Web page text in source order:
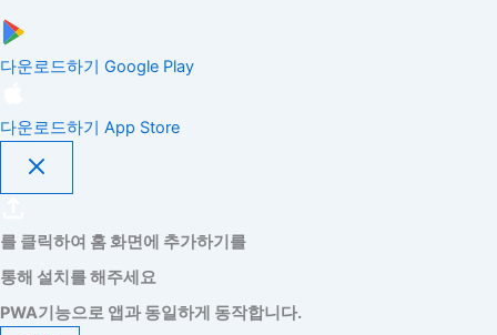
다운로드하기 Google Play
다운로드하기 App Store
를 클릭하여 홈 화면에 추가하기를
통해 설치를 해주세요
PWA기능으로 앱과 동일하게 동작합니다.